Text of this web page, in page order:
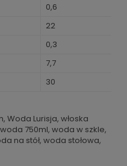
0,6
22
0,3
7,7
30
Woda Lurisja, włoska
750ml, woda w szkle,
na stół, woda stołowa,